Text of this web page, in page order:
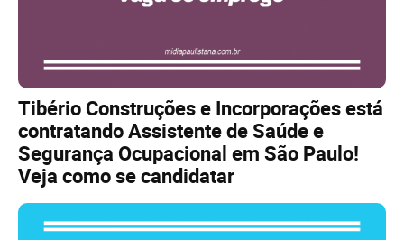
Tibério Construções e Incorporações está
contratando Assistente de Saúde e
Segurança Ocupacional em São Paulo!
Veja como se candidatar